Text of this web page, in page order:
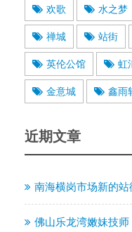
欢歌 水之梦
禅城 站街
英伦公馆 虹
金意城 鑫雨
近期文章
南海横岗市场新的站
佛山乐龙湾嫩妹技